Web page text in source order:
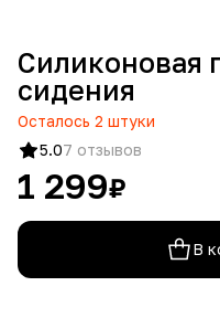
Силиконовая
сидения
Осталось 2 штуки
5.07 отзывов
1 299₽
В